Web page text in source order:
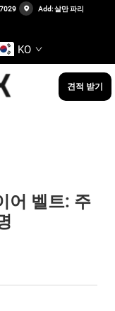
Add: 살만 파리
KO
견적 받기
어 벨트: 주